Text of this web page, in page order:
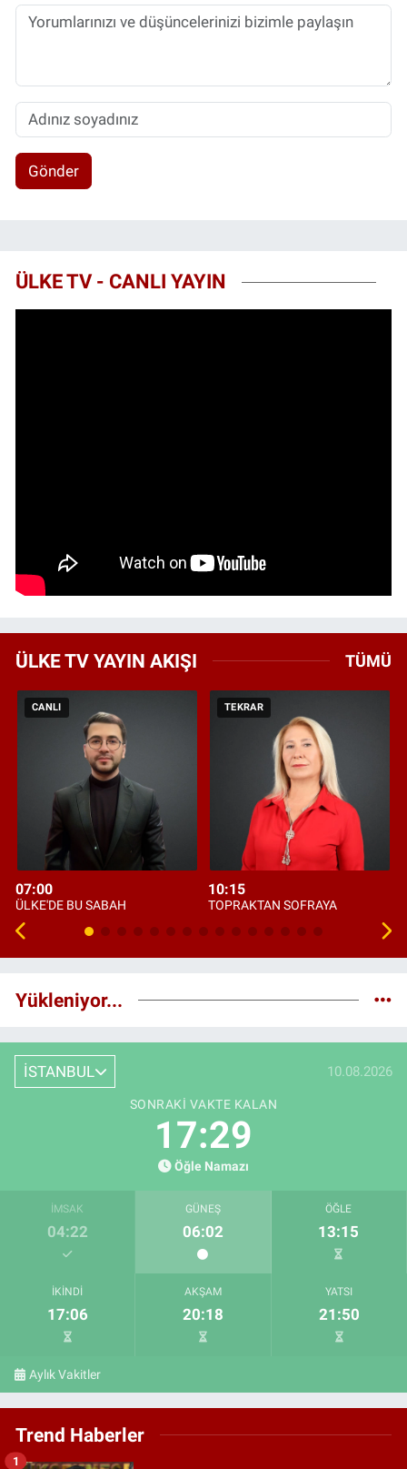
Gönder
ÜLKE TV - CANLI YAYIN
ÜLKE TV YAYIN AKIŞI TÜMÜ
CANLI
07:00
ÜLKE'DE BU SABAH
TEKRAR
10:15
TOPRAKTAN SOFRAYA
Yükleniyor...
İSTANBUL 10.08.2026
SONRAKI VAKTE KALAN
17:28
Öğle Namazı
İMSAK
04:22
GÜNEŞ
06:02
ÖĞLE
13:15
İKINDI
17:06
AKŞAM
20:18
YATSI
21:50
Aylık Vakitler
Trend Haberler
1